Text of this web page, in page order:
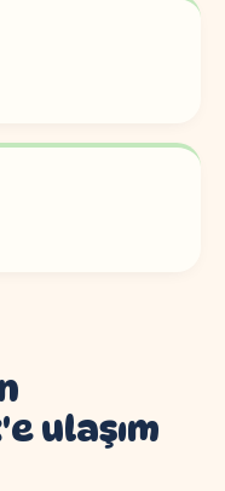
ulaşım